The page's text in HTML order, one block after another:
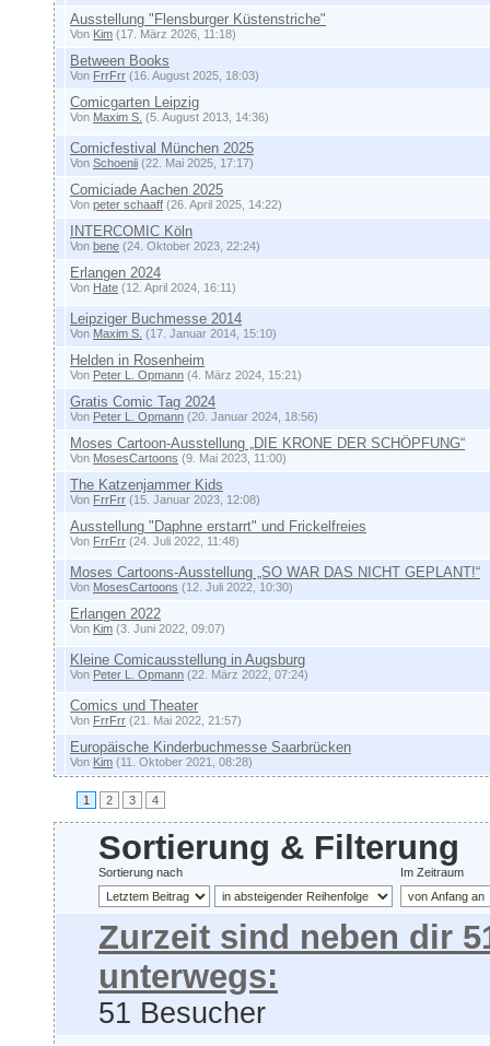
Ausstellung "Flensburger Küstenstriche"
Von Kim (17. März 2026, 11:18)
Between Books
Von FrrFrr (16. August 2025, 18:03)
Comicgarten Leipzig
Von Maxim S. (5. August 2013, 14:36)
Comicfestival München 2025
Von Schoenii (22. Mai 2025, 17:17)
Comiciade Aachen 2025
Von peter schaaff (26. April 2025, 14:22)
INTERCOMIC Köln
Von bene (24. Oktober 2023, 22:24)
Erlangen 2024
Von Hate (12. April 2024, 16:11)
Leipziger Buchmesse 2014
Von Maxim S. (17. Januar 2014, 15:10)
Helden in Rosenheim
Von Peter L. Opmann (4. März 2024, 15:21)
Gratis Comic Tag 2024
Von Peter L. Opmann (20. Januar 2024, 18:56)
Moses Cartoon-Ausstellung „DIE KRONE DER SCHÖPFUNG“
Von MosesCartoons (9. Mai 2023, 11:00)
The Katzenjammer Kids
Von FrrFrr (15. Januar 2023, 12:08)
Ausstellung "Daphne erstarrt" und Frickelfreies
Von FrrFrr (24. Juli 2022, 11:48)
Moses Cartoons-Ausstellung „SO WAR DAS NICHT GEPLANT!“
Von MosesCartoons (12. Juli 2022, 10:30)
Erlangen 2022
Von Kim (3. Juni 2022, 09:07)
Kleine Comicausstellung in Augsburg
Von Peter L. Opmann (22. März 2022, 07:24)
Comics und Theater
Von FrrFrr (21. Mai 2022, 21:57)
Europäische Kinderbuchmesse Saarbrücken
Von Kim (11. Oktober 2021, 08:28)
1 2 3 4
Sortierung & Filterung
Sortierung nach Im Zeitraum
Zurzeit sind neben dir
unterwegs:
51 Besucher